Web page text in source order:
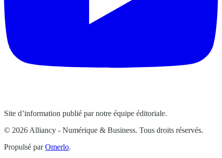
Site d’information publié par notre équipe éditoriale.
© 2026 Alliancy - Numérique & Business. Tous droits réservés.
Propulsé parOmerlo.